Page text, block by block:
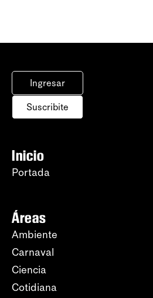
Ingresar
Suscribite
Inicio
Portada
Áreas
Ambiente
Carnaval
Ciencia
Cotidiana